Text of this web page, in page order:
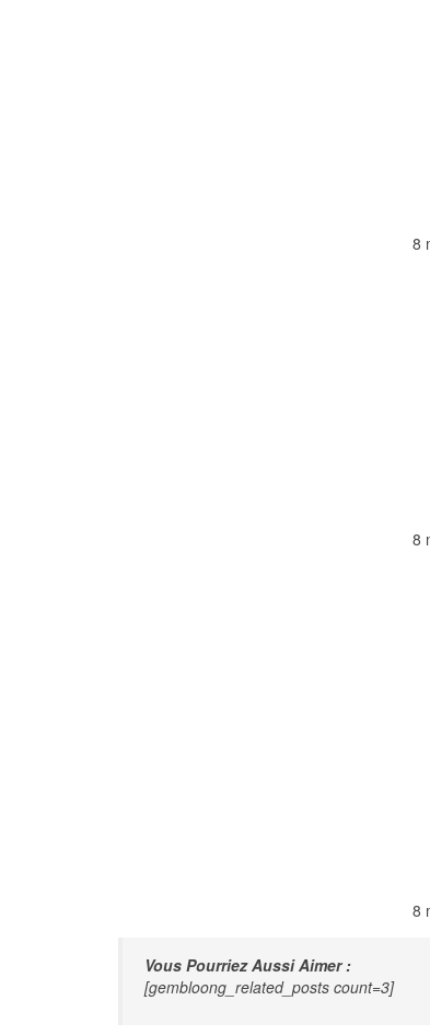
8
8
8
Vous Pourriez Aussi Aimer :
[gembloong_related_posts count=3]